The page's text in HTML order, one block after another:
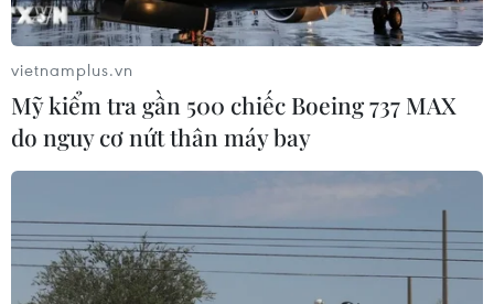
Động đất mạnh làm rung chuyển khu vực
20/11/2019 05:30
Một trận động đất có độ lớn 6,3 đã làm rung chuyển
khu vực ngoài khơi bang Chiapas của Mexico nhưng
vietnamplus.vn
Mỹ kiểm tra gần 500 chiếc Boeing 737 MAX
do nguy cơ nứt thân máy bay